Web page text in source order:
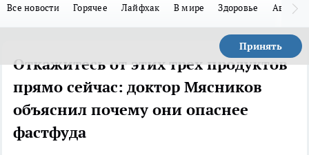
Все новости Горячее Лайфхак В мире Здоровье Авто
Принять
Откажитесь от этих трех продуктов
прямо сейчас: доктор Мясников
объяснил почему они опаснее
фастфуда